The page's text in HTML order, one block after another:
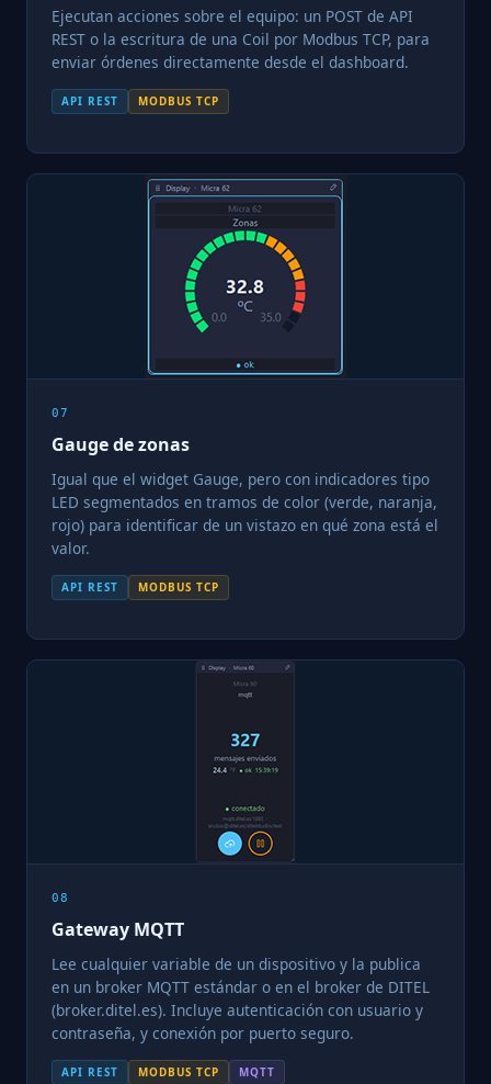
Ejecutan acciones sobre el equipo: un POST de API
REST o la escritura de una Coil por Modbus TCP, para
enviar órdenes directamente desde el dashboard.
API REST MODBUS TCP
07
Gauge de zonas
Igual que el widget Gauge, pero con indicadores tipo
LED segmentados en tramos de color (verde, naranja,
rojo) para identificar de un vistazo en qué zona está el
valor.
API REST MODBUS TCP
08
Gateway MQTT
Lee cualquier variable de un dispositivo y la publica
en un broker MQTT estándar o en el broker de DITEL
(broker.ditel.es). Incluye autenticación con usuario y
contraseña, y conexión por puerto seguro.
API REST MODBUS TCP MQTT